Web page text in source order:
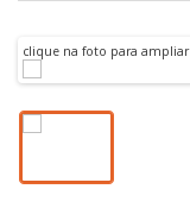
clique na foto para ampliar